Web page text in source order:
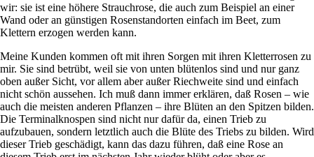
wir: sie ist eine höhere Strauchrose, die auch zum Beispiel an einer
Wand oder an günstigen Rosenstandorten einfach im Beet, zum
Klettern erzogen werden kann.
Meine Kunden kommen oft mit ihren Sorgen mit ihren Kletterrosen zu
mir. Sie sind betrübt, weil sie von unten blütenlos sind und nur ganz
oben außer Sicht, vor allem aber außer Riechweite sind und einfach
nicht schön aussehen. Ich muß dann immer erklären, daß Rosen – wie
auch die meisten anderen Pflanzen – ihre Blüten an den Spitzen bilden.
Die Terminalknospen sind nicht nur dafür da, einen Trieb zu
aufzubauen, sondern letztlich auch die Blüte des Triebs zu bilden. Wird
dieser Trieb geschädigt, kann das dazu führen, daß eine Rose an